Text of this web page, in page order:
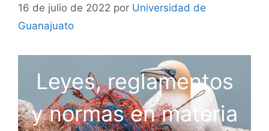
16 de julio de 2022 por Universidad de
Guanajuato
Leyes, reglamentos
y normas en materia